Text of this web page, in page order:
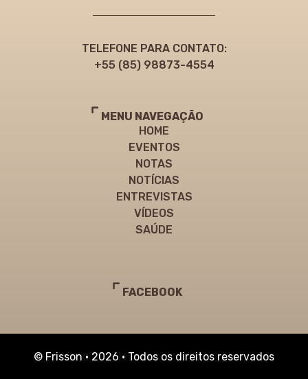
TELEFONE PARA CONTATO:
+55 (85) 98873-4554
MENU NAVEGAÇÃO
HOME
EVENTOS
NOTAS
NOTÍCIAS
ENTREVISTAS
VÍDEOS
SAÚDE
FACEBOOK
© Frisson • 2026 • Todos os direitos reservados